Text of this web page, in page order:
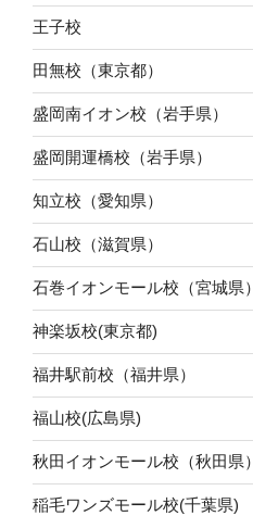
王子校
田無校（東京都）
盛岡南イオン校（岩手県）
盛岡開運橋校（岩手県）
知立校（愛知県）
石山校（滋賀県）
石巻イオンモール校（宮城県）
神楽坂校(東京都)
福井駅前校（福井県）
福山校(広島県)
秋田イオンモール校（秋田県）
稲毛ワンズモール校(千葉県)